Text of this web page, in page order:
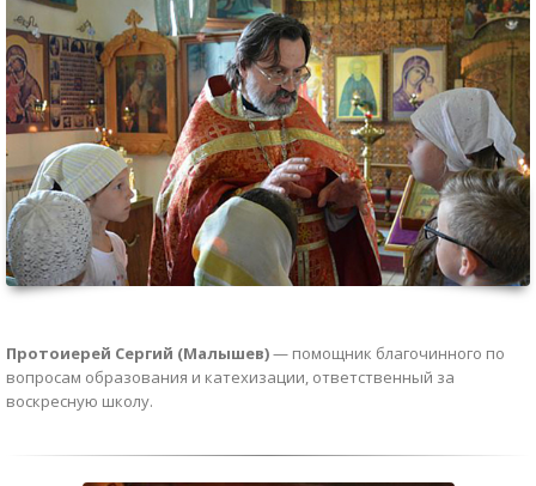
Протоиерей Сергий (Малышев)— помощник благочинного по
вопросам образования и катехизации, ответственный за
воскресную школу.